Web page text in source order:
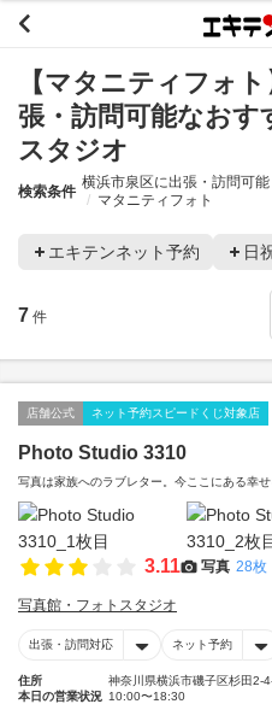
【マタニティフォ
張・訪問可能なおす
スタジオ
検索条件
横浜市泉区に出張・訪問可能
マタニティフォト
エキテンネット予約 日
7 件
店舗公式 ネット予約スピードくじ対象店
Photo Studio 3310
写真は家族へのラブレター。今ここにある幸
3.11 写真 28枚
写真館・フォトスタジオ
出張・訪問対応 ネット予約
住所
神奈川県横浜市磯子区杉田2-
本日の営業状況 10:00〜18:30